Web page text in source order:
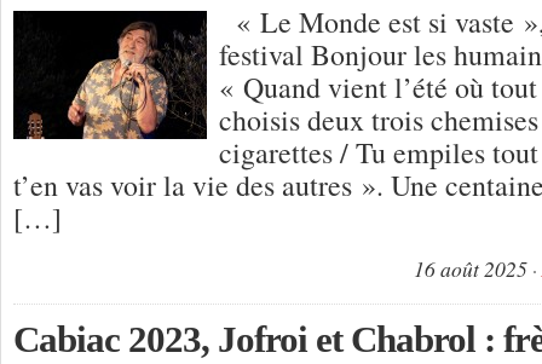
« Le Monde est si vaste
festival Bonjour les
« Quand vient l’été où
choisis deux trois
cigarettes / Tu empiles
t’en vas voir la vie des autres ». Une
[…]
16 août 2025
Cabiac 2023, Jofroi et Chabrol :